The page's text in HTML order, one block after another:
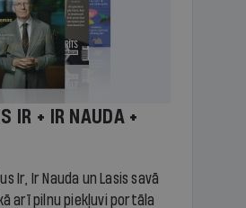
IR + IR NAUDA +
Ir, Ir Nauda un Lasis savā
arī pilnu piekļuvi portāla